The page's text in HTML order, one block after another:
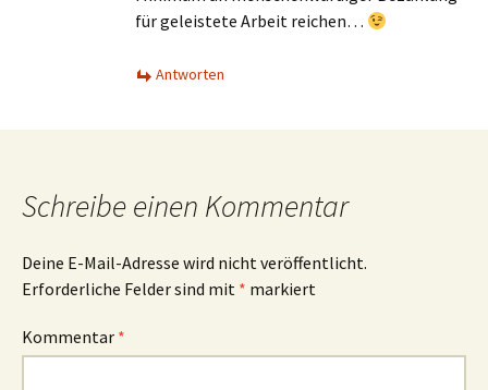
für geleistete Arbeit reichen…
Antworten
Schreibe einen Kommentar
Deine E-Mail-Adresse wird nicht veröffentlicht.
Erforderliche Felder sind mit * markiert
Kommentar *